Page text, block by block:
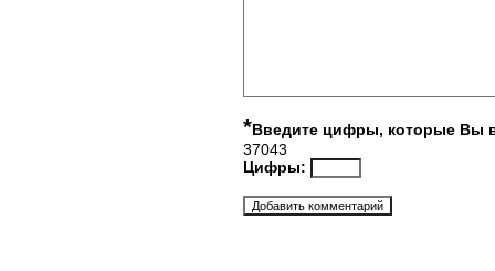
*Введите цифры, которые Вы
37043
Цифры: